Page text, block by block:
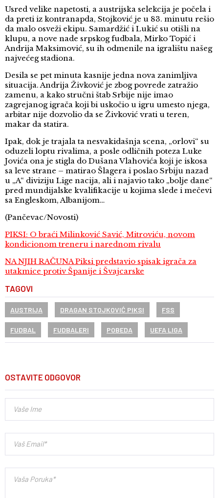
Usred velike napetosti, a austrijska selekcija je počela i
da preti iz kontranapda, Stojković je u 83. minutu rešio
da malo osveži ekipu. Samardžić i Lukić su otišli na
klupu, a nove nade srpskog fudbala, Mirko Topić i
Andrija Maksimović, su ih odmenile na igralištu našeg
najvećeg stadiona.
Desila se pet minuta kasnije jedna nova zanimljiva
situacija. Andrija Živković je zbog povrede zatražio
zamenu, a kako stručni štab Srbije nije imao
zagrejanog igrača koji bi uskočio u igru umesto njega,
arbitar nije dozvolio da se Živković vrati u teren,
makar da statira.
Ipak, dok je trajala ta nesvakidašnja scena, „orlovi“ su
oduzeli loptu rivalima, a posle odličnih poteza Luke
Jovića ona je stigla do Dušana Vlahovića koji je iskosa
sa leve strane – matirao Šlagera i poslao Srbiju nazad
u „A“ diviziju Lige nacija, ali i najavio tako „bolje dane“
pred mundijalske kvalifikacije u kojima slede i mečevi
sa Engleskom, Albanijom…
(Pančevac/Novosti)
PIKSI: O braći Milinković Savić, Mitroviću, novom
kondicionom treneru i narednom rivalu
NA NJIH RAČUNA Piksi predstavio spisak igrača za
utakmice protiv Španije i Švajcarske
TAGOVI
AUSTRIJA DRAGAN STOJKOVIĆ PIKSI FSS
FUDBAL FUDBALERI POBEDA UEFA LIGA
OSTAVITE ODGOVOR